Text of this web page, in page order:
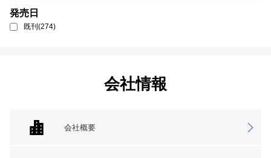
発売日
既刊(274)
会社情報
会社概要